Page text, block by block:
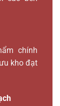
chính
kho đạt